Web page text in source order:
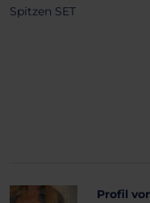
Spitzen SET
Profil